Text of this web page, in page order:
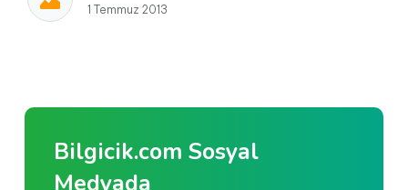
1 Temmuz 2013
Bilgicik.com Sosyal
Medyada